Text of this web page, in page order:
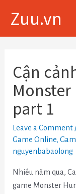
Zuu.vn
Cận
Monster
part 1
Leave a Comment
Game Online,
nguyenbabaolong
Nhiều năm qua,
game Monster
bài